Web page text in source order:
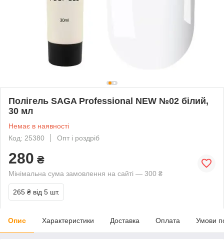
Полігель SAGA Professional NEW №02 білий,
30 мл
Немає в наявності
Код: 25380
Опт і роздріб
280 ₴
Мінімальна сума замовлення на сайті — 300 ₴
265 ₴ від 5 шт.
Опис Характеристики Доставка Оплата Умови